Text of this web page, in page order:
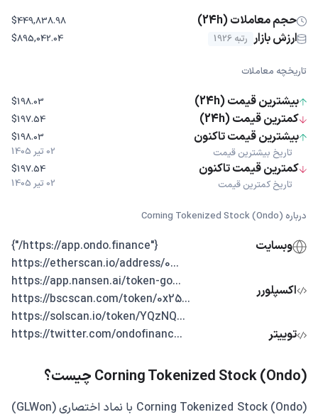
حجم معاملات (24h) $449,838.98
ارزش بازار رتبه 1926 $895,042.04
تاریخچه معاملات
بیشترین قیمت (24h) $198.03
کمترین قیمت (24h) $197.54
بیشترین قیمت تاکنون
تاریخ بیشترین قیمت
$198.03
02 تیر 1405
کمترین قیمت تاکنون
تاریخ کمترین قیمت
$197.54
02 تیر 1405
درباره Corning Tokenized Stock (Ondo)
وبسایت {"https://app.ondo.finance/"}
اکسپلورر
...https://etherscan.io/address/0
...https://app.nansen.ai/token-go
...https://bscscan.com/token/0x25
...https://solscan.io/token/YQzNQ
توییتر
...https://twitter.com/ondofinanc
Corning Tokenized Stock (Ondo) چیست؟
Corning Tokenized Stock (Ondo) با نماد اختصاری (GLWon)